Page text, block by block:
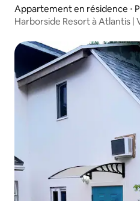
Appartement en résidence ⋅
Harborside Resort à Atlantis |